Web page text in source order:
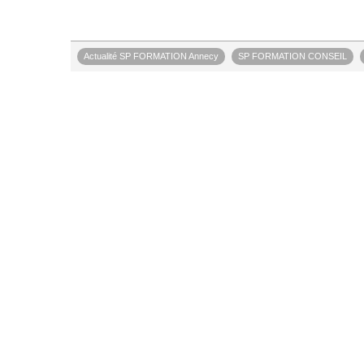
Actualité SP FORMATION Annecy SP FORMATION CONSEIL